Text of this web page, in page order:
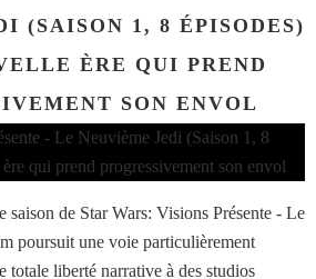
(SAISON 1, 8 ÉPISODES)
ÈRE QUI PREND
SON ENVOL
saison de Star Wars: Visions Présente - Le
poursuit une voie particulièrement
totale liberté narrative à des studios